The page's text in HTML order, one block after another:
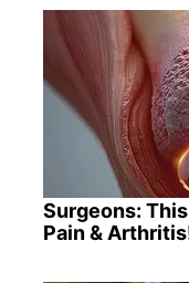
Surgeons:
Pain &